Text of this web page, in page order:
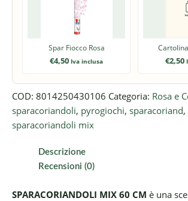
Spar Fiocco Rosa
€4,50 Iva inclusa €2,50
COD: 8014250430106 Categoria: Rosa e
sparacoriandoli, pyrogiochi, sparacoriand,
sparacoriandoli mix
Descrizione
Recensioni (0)
SPARACORIANDOLI MIX 60 CM è una